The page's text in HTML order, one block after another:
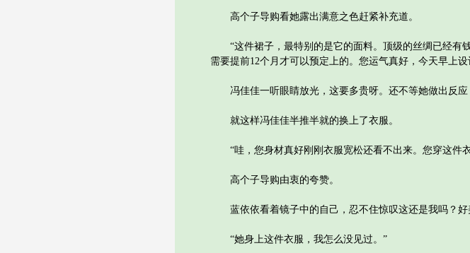
高个子导购看她露出满意之色赶紧补充道。
“这件裙子，最特别的是它的面料。顶级的丝绸已经有
需要提前12个月才可以预定上的。您运气真好，今天早上
冯佳佳一听眼睛放光，这要多贵呀。还不等她做出反应
就这样冯佳佳半推半就的换上了衣服。
“哇，您身材真好刚刚衣服宽松还看不出来。您穿这件
高个子导购由衷的夸赞。
蓝依依看着镜子中的自己，忍不住惊叹这还是我吗？好
“她身上这件衣服，我怎么没见过。”